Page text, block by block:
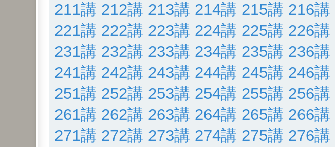
211講 212講 213講 214講 215講 216講
221講 222講 223講 224講 225講 226講
231講 232講 233講 234講 235講 236講
241講 242講 243講 244講 245講 246講
251講 252講 253講 254講 255講 256講
261講 262講 263講 264講 265講 266講
271講 272講 273講 274講 275講 276講